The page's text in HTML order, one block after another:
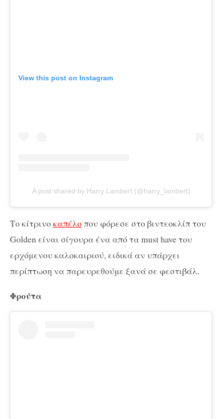
View this post on Instagram
A post shared by Harry Lambert (@harry_lambert)
Το κίτρινοκαπέλοπου φόρεσε στο βιντεοκλίπ του
Golden είναι σίγουρα ένα από τα must have του
ερχόμενου καλοκαιριού, ειδικά αν υπάρχει
περίπτωση να παρευρεθούμε ξανά σε φεστιβάλ.
Φρούτα